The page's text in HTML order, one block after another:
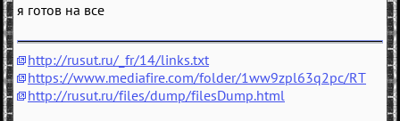
я готов на все
http://rusut.ru/_fr/14/links.txt
https://www.mediafire.com/folder/1ww9zpl63q2pc/RT
http://rusut.ru/files/dump/filesDump.html